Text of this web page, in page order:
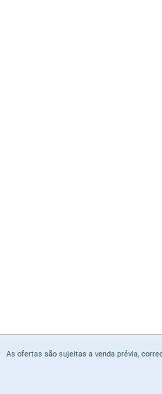
As ofertas são sujeitas a venda prévia,